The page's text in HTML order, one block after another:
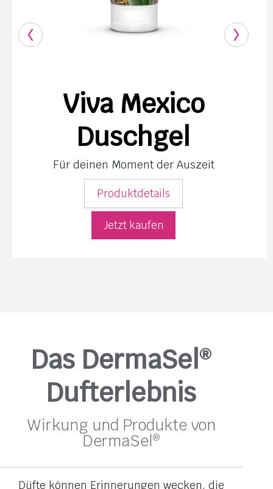
Viva Mexico
Duschgel
Für deinen Moment der Auszeit
Produktdetails
Jetzt kaufen
Das DermaSel®
Dufterlebnis
Wirkung und Produkte von
DermaSel®
Düfte können Erinnerungen wecken, die